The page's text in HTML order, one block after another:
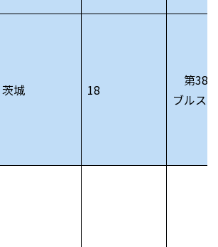
茨城 18
第38
ブルス